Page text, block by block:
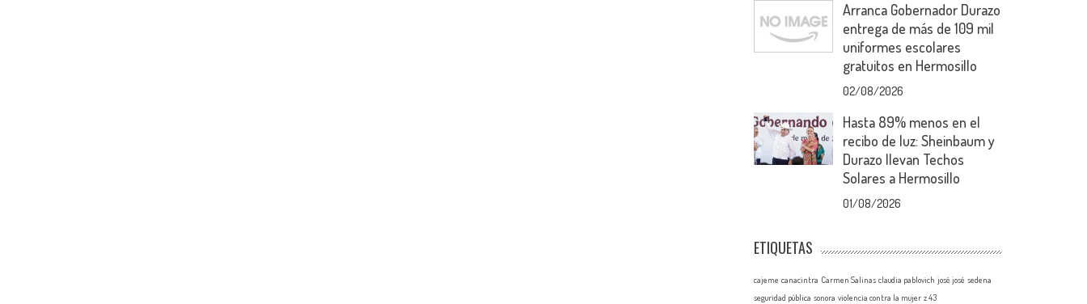
Arranca Gobernador Durazo
entrega de más de 109 mil
uniformes escolares
gratuitos en Hermosillo
02/08/2026
Hasta 89% menos en el
recibo de luz: Sheinbaum y
Durazo llevan Techos
Solares a Hermosillo
01/08/2026
ETIQUETAS
cajeme canacintra Carmen Salinas claudia pablovich josé josé sedena
seguridad pública sonora violencia contra la mujer z 43